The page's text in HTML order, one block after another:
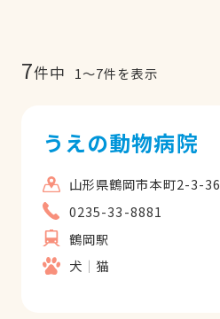
7件中 1〜7件を表示
うえの動物病院
山形県鶴岡市本町2-3-36
0235-33-8881
鶴岡駅
犬
猫